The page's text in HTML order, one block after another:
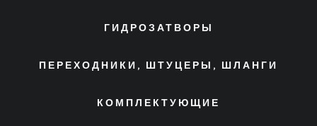
ГИДРОЗАТВОРЫ
ПЕРЕХОДНИКИ, ШТУЦЕРЫ, ШЛАНГИ
КОМПЛЕКТУЮЩИЕ